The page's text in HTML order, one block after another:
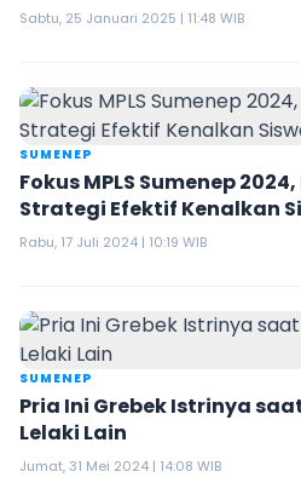
Sabtu, 25 Januari 2025 | 11:48 WIB
SUMENEP
Fokus MPLS Sumenep
Strategi Efektif Kenalkan
Rabu, 17 Juli 2024 | 10:19 WIB
SUMENEP
Pria Ini Grebek Istrinya
Lelaki Lain
Jumat, 31 Mei 2024 | 14:08 WIB